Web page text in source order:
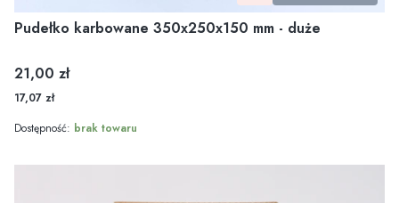
Pudełko karbowane 350x250x150 mm - duże
Cena
21,00 zł
17,07 zł
Dostępność: brak towaru